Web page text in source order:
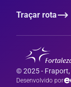
Traçar rota
© 2025 -
Desenvolvido por